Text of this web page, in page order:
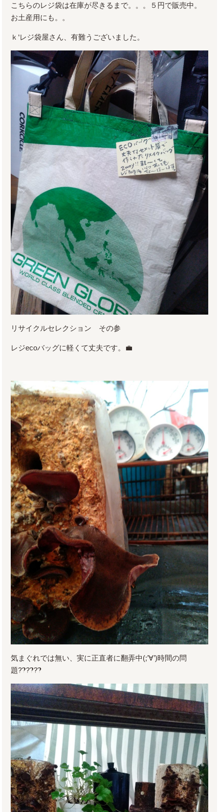
こちらのレジ袋は在庫が尽きるまで。。。５円で販売中。
お土産用にも。。
ｋ‘レジ袋屋さん、有難うございました。
リサイクルセレクション その参
レジecoバッグに軽くて丈夫です。💼
気まぐれでは無い、実に正直者に翻弄中(;’∀’)時間の問
題⁇⁇⁇